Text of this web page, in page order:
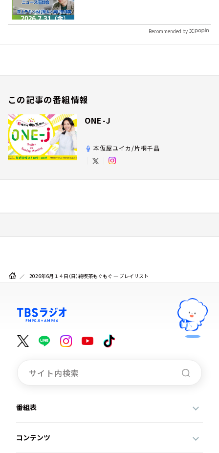
Recommended by
この記事の番組情報
ONE-J
本仮屋ユイカ/片桐千晶
2026年6月１４日（日）純喫茶もぐもぐ ― プレイリスト
番組表
コンテンツ